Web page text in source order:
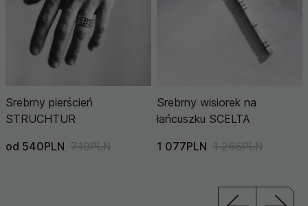
Srebrny pierścień
STRUCHTUR
od 540PLN 719PLN
Srebrny wisiorek na
łańcuszku SCELTA
1 077PLN 1 266PLN